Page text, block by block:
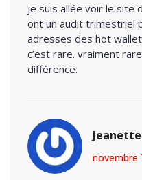
je suis allée voir le site
ont un audit trimestriel
adresses des hot
c’est rare. vraiment
différence.
novembre